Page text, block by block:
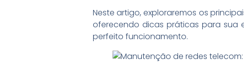
Neste artigo, exploraremos os
oferecendo dicas práticas para sua
perfeito funcionamento.